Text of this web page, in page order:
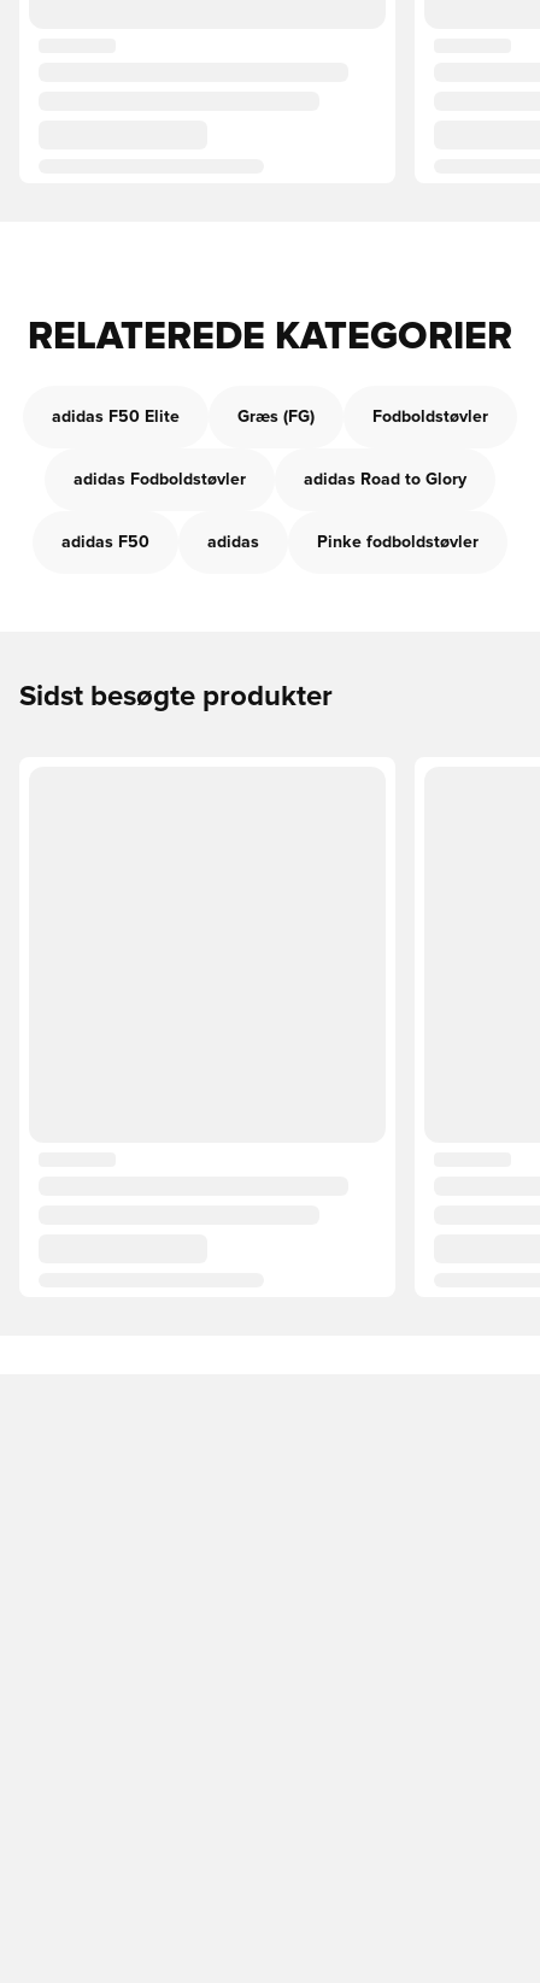
RELATEREDE KATEGORIER
adidas F50 Elite Græs (FG) Fodboldstøvler
adidas Fodboldstøvler adidas Road to Glory
adidas F50 adidas Pinke fodboldstøvler
Sidst besøgte produkter